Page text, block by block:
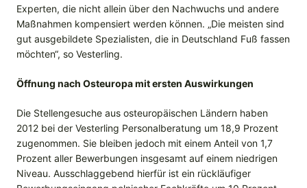
Experten, die nicht allein über den Nachwuchs und andere
Maßnahmen kompensiert werden können. „Die meisten sind
gut ausgebildete Spezialisten, die in Deutschland Fuß fassen
möchten“, so Vesterling.
Öffnung nach Osteuropa mit ersten Auswirkungen
Die Stellengesuche aus osteuropäischen Ländern haben
2012 bei der Vesterling Personalberatung um 18,9 Prozent
zugenommen. Sie bleiben jedoch mit einem Anteil von 1,7
Prozent aller Bewerbungen insgesamt auf einem niedrigen
Niveau. Ausschlaggebend hierfür ist ein rückläufiger